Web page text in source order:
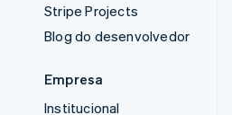
Stripe Projects
Blog do desenvolvedor
Empresa
Institucional